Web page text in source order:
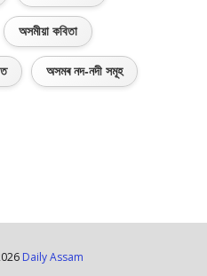
অসমীয়া কবিতা
অসমৰ নদ-নদী সমূহ
Daily Assam